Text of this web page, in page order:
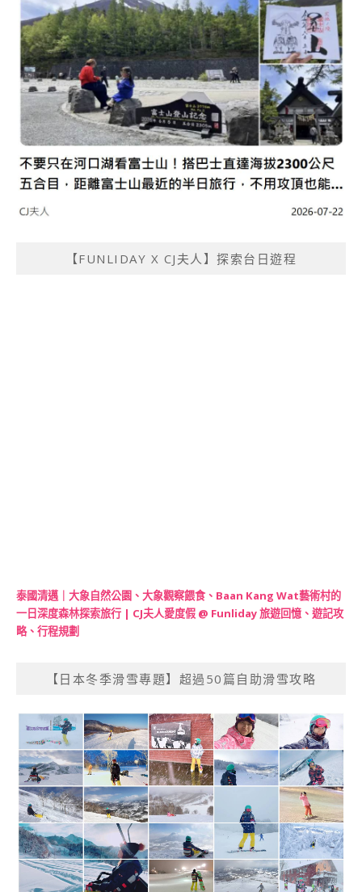
【FUNLIDAY X CJ夫人】探索台日遊程
泰國清邁｜大象自然公園、大象觀察餵食、Baan Kang Wat藝術村的
一日深度森林探索旅行 | CJ夫人愛度假 @ Funliday 旅遊回憶、遊記攻
略、行程規劃
【日本冬季滑雪專題】超過50篇自助滑雪攻略